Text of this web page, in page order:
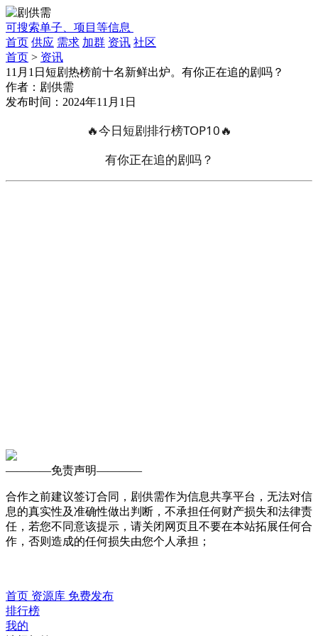
可搜索单子、项目等信息
首页 供应 需求 加群 资讯 社区
首页 > 资讯
11月1日短剧热榜前十名新鲜出炉。有你正在追的剧吗？
作者： 剧供需
发布时间： 2024年11月1日
🔥今日短剧排行榜TOP10🔥
有你正在追的剧吗？
————免责声明————
合作之前建议签订合同，剧供需作为信息共享平台，无法对信
息的真实性及准确性做出判断，不承担任何财产损失和法律责
任，若您不同意该提示，请关闭网页且不要在本站拓展任何合
作，否则造成的任何损失由您个人承担；
首页 资源库 免费发布
排行榜
我的